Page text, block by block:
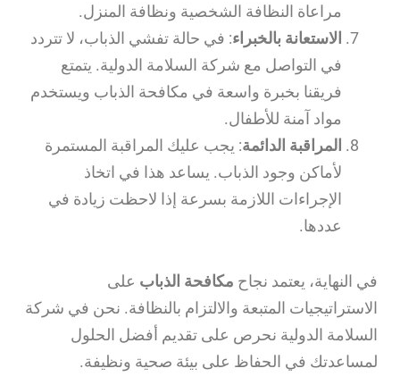
مراعاة النظافة الشخصية ونظافة المنزل.
الاستعانة بالخبراء: في حالة تفشي الذباب، لا تتردد
في التواصل مع شركة السلامة الدولية. يتمتع
فريقنا بخبرة واسعة في مكافحة الذباب ويستخدم
مواد آمنة للأطفال.
المراقبة الدائمة: يجب عليك المراقبة المستمرة
لأماكن وجود الذباب. يساعد هذا في اتخاذ
الإجراءات اللازمة بسرعة إذا لاحظت زيادة في
عددها.
في النهاية، يعتمد نجاح مكافحة الذباب على
الاستراتيجيات المتبعة والالتزام بالنظافة. نحن في شركة
السلامة الدولية نحرص على تقديم أفضل الحلول
لمساعدتك في الحفاظ على بيئة صحية ونظيفة.